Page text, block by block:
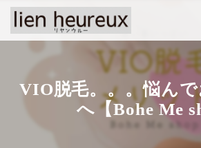
VIO脱毛。。。悩ん
へ【Bohe Me